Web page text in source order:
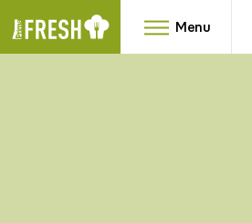
Menu